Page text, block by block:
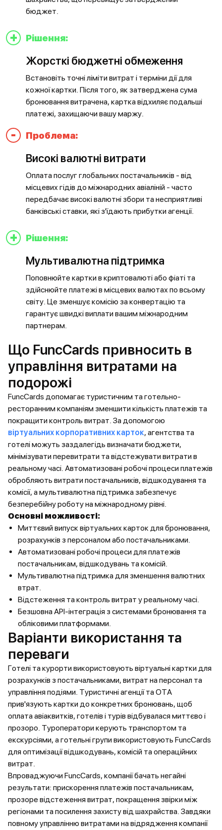
бюджет.
+ Рішення:
Жорсткі бюджетні обмеження
Встановіть точні ліміти витрат і терміни дії для
кожної картки. Після того, як затверджена сума
бронювання витрачена, картка відхиляє подальші
платежі, захищаючи вашу маржу.
- Проблема:
Високі валютні витрати
Оплата послуг глобальних постачальників - від
місцевих гідів до міжнародних авіаліній - часто
передбачає високі валютні збори та несприятливі
банківські ставки, які з'їдають прибутки агенції.
+ Рішення:
Мультивалютна підтримка
Поповнюйте картки в криптовалюті або фіаті та
здійснюйте платежі в місцевих валютах по всьому
світу. Це зменшує комісію за конвертацію та
гарантує швидкі виплати вашим міжнародним
партнерам.
Що FuncCards привносить в
управління витратами на
подорожі
FuncCards допомагає туристичним та готельно-
ресторанним компаніям зменшити кількість платежів та
покращити контроль витрат. За допомогою
віртуальних корпоративних карток, агентства та
готелі можуть заздалегідь визначати бюджети,
мінімізувати перевитрати та відстежувати витрати в
реальному часі. Автоматизовані робочі процеси платежів
обробляють витрати постачальників, відшкодування та
комісії, а мультивалютна підтримка забезпечує
безперебійну роботу на міжнародному рівні.
Основні можливості:
Миттєвий випуск віртуальних карток для бронювання,
розрахунків з персоналом або постачальниками.
Автоматизовані робочі процеси для платежів
постачальникам, відшкодувань та комісій.
Мультивалютна підтримка для зменшення валютних
втрат.
Відстеження та контроль витрат у реальному часі.
Безшовна API-інтеграція з системами бронювання та
обліковими платформами.
Варіанти використання та
переваги
Готелі та курорти використовують віртуальні картки для
розрахунків з постачальниками, витрат на персонал та
управління подіями. Туристичні агенції та OTA
прив'язують картки до конкретних бронювань, щоб
оплата авіаквитків, готелів і турів відбувалася миттєво і
прозоро. Туроператори керують транспортом та
екскурсіями, а готельні групи використовують FuncCards
для оптимізації відшкодувань, комісій та операційних
витрат.
Впроваджуючи FuncCards, компанії бачать негайні
результати: прискорення платежів постачальникам,
прозоре відстеження витрат, покращення звірки між
регіонами та посилення захисту від шахрайства. Завдяки
повному управлінню витратами на відрядження компанії